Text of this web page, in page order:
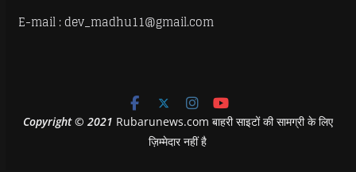
E-mail : dev_madhu11@gmail.com
Copyright© 2021 Rubarunews.com बाहरी साइटों की सामग्री के लिए
ज़िम्मेदार नहीं है